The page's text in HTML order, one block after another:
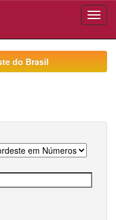
do Brasil